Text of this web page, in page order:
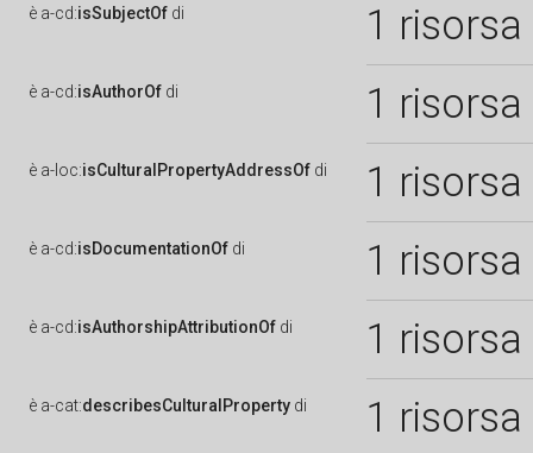
è a-cd:isSubjectOf di 1 risorsa
è a-cd:isAuthorOf di 1 risorsa
è a-loc:isCulturalPropertyAddressOf di 1 risorsa
è a-cd:isDocumentationOf di 1 risorsa
è a-cd:isAuthorshipAttributionOf di 1 risorsa
è a-cat:describesCulturalProperty di 1 risorsa